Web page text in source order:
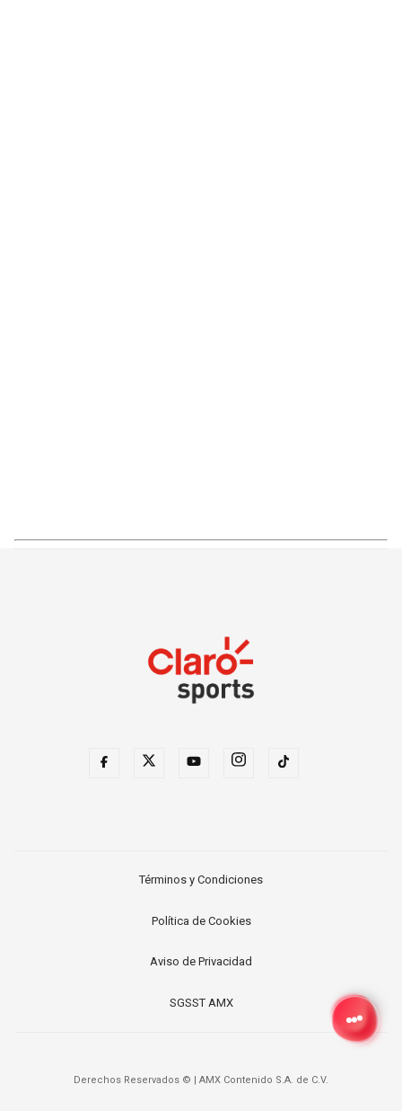
Términos y Condiciones
Política de Cookies
Aviso de Privacidad
SGSST AMX
Derechos Reservados © AMX Contenido S.A. de C.V.